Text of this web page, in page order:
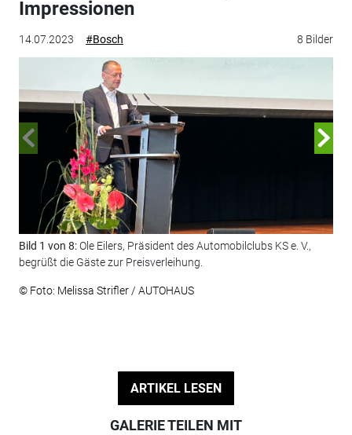
14.07.2023 #Bosch 8 Bilder
Impressionen
Bild 1 von 8:Ole Eilers, Präsident des Automobilclubs KS e. V.,
begrüßt die Gäste zur Preisverleihung.
© Foto: Melissa Strifler / AUTOHAUS
ARTIKEL LESEN
GALERIE TEILEN MIT